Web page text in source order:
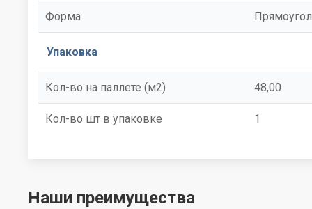
Форма
Упаковка
Кол-во на паллете (м2) 48,00
Кол-во шт в упаковке 1
Наши преимущества